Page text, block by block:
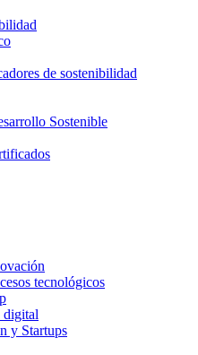
de sostenibilidad
Sostenible
tecnológicos
digital
y Startups